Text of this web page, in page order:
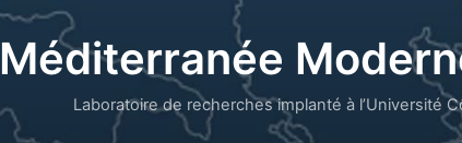
Laboratoire de recherches implanté à l’Université